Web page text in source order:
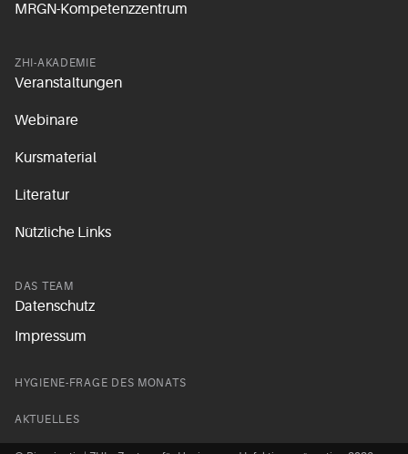
MRGN-Kompetenzzentrum
ZHI-AKADEMIE
Veranstaltungen
Webinare
Kursmaterial
Literatur
Nützliche Links
DAS TEAM
Datenschutz
Impressum
HYGIENE-FRAGE DES MONATS
AKTUELLES